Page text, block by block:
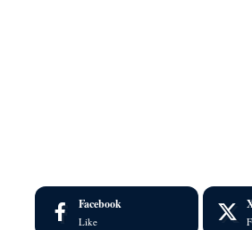
Facebook
Like